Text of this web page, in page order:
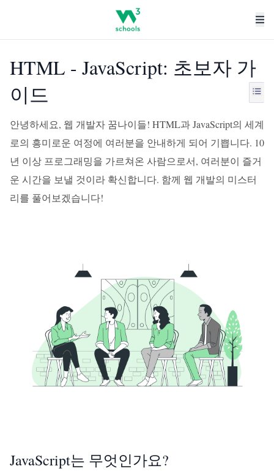
HTML - JavaScript: 초보자 가
이드
안녕하세요, 웹 개발자 꿈나이들! HTML과 JavaScript의 세계
로의 흥미로운 여정에 여러분을 안내하게 되어 기쁩니다. 10
년 이상 프로그래밍을 가르쳐온 사람으로서, 여러분이 즐거
운 시간을 보낼 것이라 확신합니다. 함께 웹 개발의 미스터
리를 풀어보겠습니다!
JavaScript는 무엇인가요?